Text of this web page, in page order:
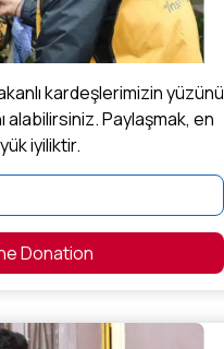
kardeşlerimizin yüzünü
alabilirsiniz. Paylaşmak, en
iyiliktir.
Donation